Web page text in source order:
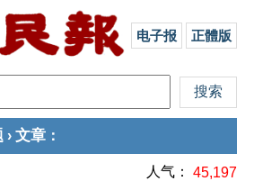
电子报 正體版
› 文章 ：
人气： 45,197